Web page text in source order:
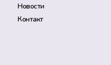
Новости
Контакт